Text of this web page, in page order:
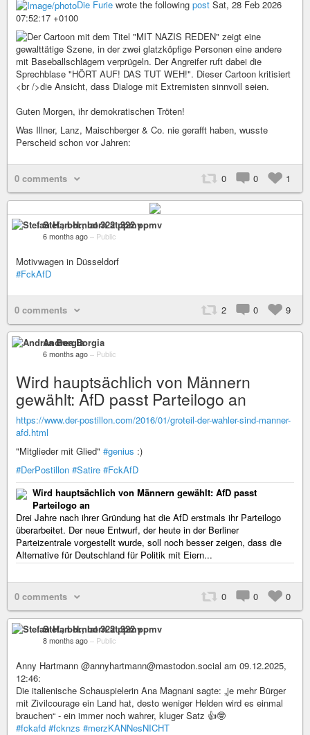
Die Furie wrote the following post Sat, 28 Feb 2026
07:52:17 +0100
Guten Morgen, ihr demokratischen Tröten!
Was Illner, Lanz, Maischberger & Co. nie gerafft haben, wusste
Perscheid schon vor Jahren:
0 comments 0 0 1
Stefan H., born at 322 ppmv
6 months ago – Public
Motivwagen in Düsseldorf
#FckAfD
0 comments 2 0 9
Andrea Borgia
6 months ago – Public
Wird hauptsächlich von Männern
gewählt: AfD passt Parteilogo an
https://www.der-postillon.com/2016/01/groteil-der-wahler-sind-manner-
afd.html
"Mitglieder mit Glied" #genius :)
#DerPostillon #Satire #FckAfD
Wird hauptsächlich von Männern gewählt: AfD passt
Parteilogo an
Drei Jahre nach ihrer Gründung hat die AfD erstmals ihr Parteilogo
überarbeitet. Der neue Entwurf, der heute in der Berliner
Parteizentrale vorgestellt wurde, soll noch besser zeigen, dass die
Alternative für Deutschland für Politik mit Eiern...
0 comments 0 0 0
Stefan H., born at 322 ppmv
8 months ago – Public
Anny Hartmann @annyhartmann@mastodon.social am 09.12.2025,
12:46:
Die italienische Schauspielerin Ana Magnani sagte: „je mehr Bürger
mit Zivilcourage ein Land hat, desto weniger Helden wird es einmal
brauchen“ - ein immer noch wahrer, kluger Satz 👍️🤓
#fckafd #fcknzs #merzKANNesNICHT